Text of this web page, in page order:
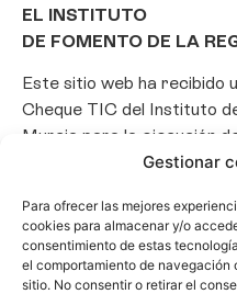
Gestionar
Para ofrecer las mejores
cookies para almacenar y/o
consentimiento de estas
el comportamiento de
sitio. No consentir o retirar el
EL INSTITUTO
DE FOMENTO DE LA
Este sitio web ha recibido
Cheque TIC del Instituto
Murcia para la ejecución
implantación de un
promover la
de consultas y la
en el ámbito empresarial.